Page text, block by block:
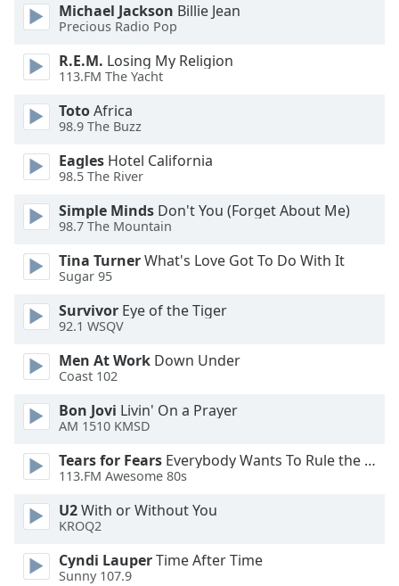
Opacity
Text
Color
Opacity
Caption
Background
Color
Opacity
Font
Size
Text
Edge
Family
Michael Jackson Billie Jean
Precious Radio Pop
R.E.M. Losing My Religion
113.FM The Yacht
TotoAfrica
98.9 The Buzz
Eagles Hotel California
98.5 The River
Simple Minds Don't You (Forget About Me)
98.7 The Mountain
Tina TurnerWhat's Love Got To Do With It
Sugar 95
Survivor Eye of the Tiger
92.1 WSQV
Men At Work Down Under
Coast 102
Bon Jovi Livin' On a Prayer
AM 1510 KMSD
Tears for Fears Everybody Wants To Rule the World
113.FM Awesome 80s
U2With or Without You
KROQ2
Cyndi LauperTime After Time
Sunny 107.9